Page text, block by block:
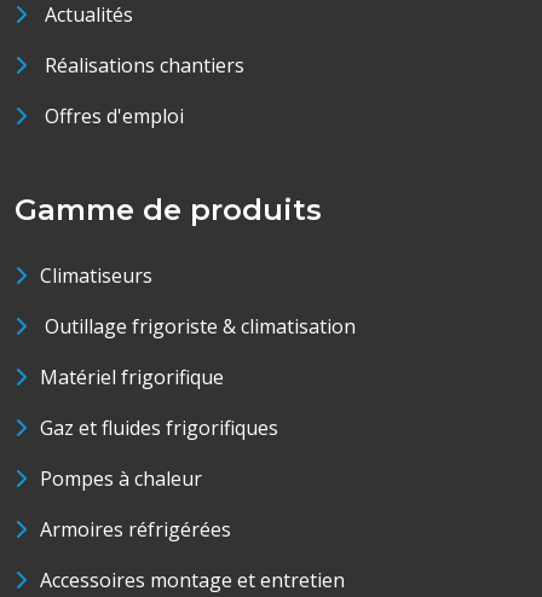
Actualités
Réalisations chantiers
Offres d'emploi
Gamme de produits
Climatiseurs
Outillage frigoriste & climatisation
Matériel frigorifique
Gaz et fluides frigorifiques
Pompes à chaleur
Armoires réfrigérées
Accessoires montage et entretien